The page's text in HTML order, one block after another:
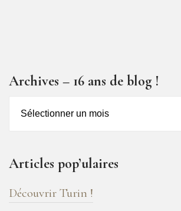
Archives – 16 ans de blog !
de
blog
!
Articles pop’ulaires
Découvrir Turin !